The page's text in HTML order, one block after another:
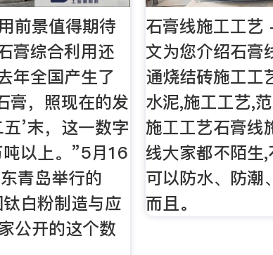
前景值得期待
膏综合利用还
年全国产生了
膏，照现在的发
’末，这一数字
以上。”5月16
青岛举行的
白粉制造与应
公开的这个数
石膏线施工工
文为您介绍石膏
通烧结砖施工工
水泥,施工工艺,
施工工艺石膏线
线大家都不陌生
可以防水、防潮
而且。